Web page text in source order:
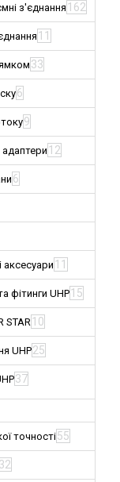
з'єднання 162
11
33
6
9
адаптери 12
6
аксесуари 11
фітинги UHP 15
STAR 10
UHP25
37
точності55
32